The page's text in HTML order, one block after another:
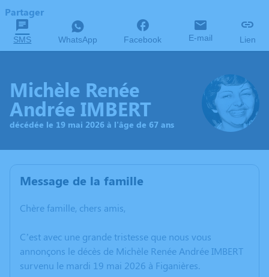
Partager
SMS WhatsApp Facebook E-mail Lien
Michèle Renée
Andrée IMBERT
décédée le 19 mai 2026 à l'âge de 67 ans
Message de la famille
Chère famille, chers amis,
C’est avec une grande tristesse que nous vous
annonçons le décès de Michèle Renée Andrée IMBERT
survenu le mardi 19 mai 2026 à Figanières.